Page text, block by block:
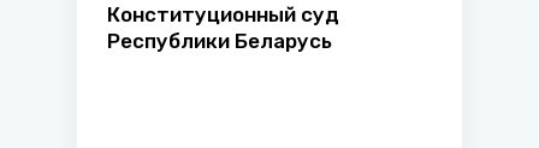
Конституционный суд
Республики Беларусь